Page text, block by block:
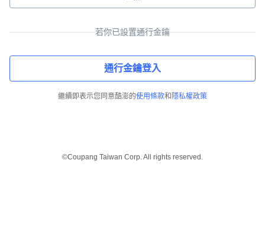
若你已設置通行金鑰
通行金鑰登入
繼續即表示您同意酷澎的使用條款和 隱私權政策
©Coupang Taiwan Corp. All rights reserved.